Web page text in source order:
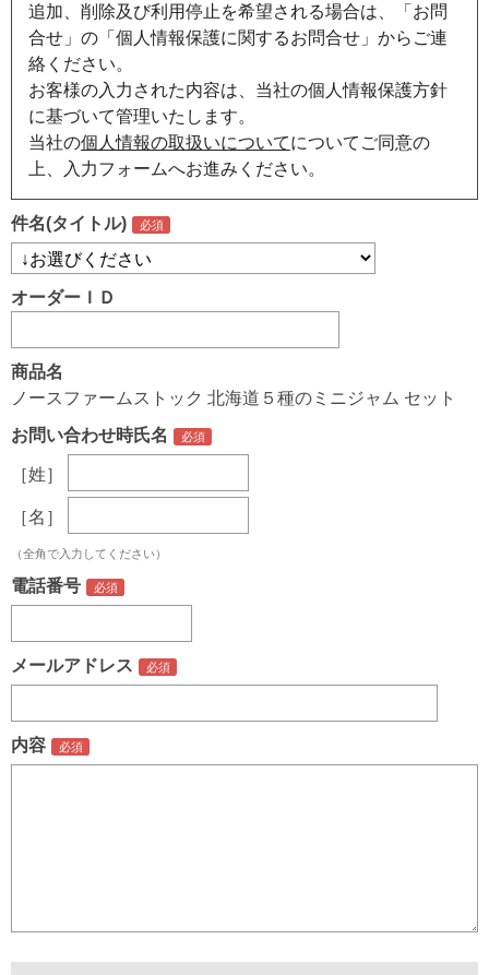
追加、削除及び利用停止を希望される場合は、「お問
合せ」の「個人情報保護に関するお問合せ」からご連
絡ください。
お客様の入力された内容は、当社の個人情報保護方針
に基づいて管理いたします。
当社の個人情報の取扱いについてについてご同意の
上、入力フォームへお進みください。
件名(タイトル)
オーダーＩＤ
商品名
ノースファームストック 北海道５種のミニジャム セット
お問い合わせ時氏名
［姓］
［名］
（全角で入力してください）
電話番号
メールアドレス
内容